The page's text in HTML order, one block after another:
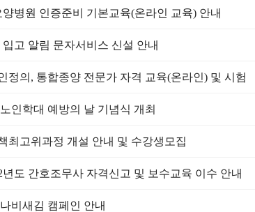
병원 인증준비 기본교육(온라인 교육) 안내
고 알림 문자서비스 신설 안내
정의, 통합종양 전문가 자격 교육(온라인) 및 시험
인학대 예방의 날 기념식 개최
최고위과정 개설 안내 및 수강생모집
도 간호조무사 자격신고 및 보수교육 이수 안내
비새김 캠페인 안내